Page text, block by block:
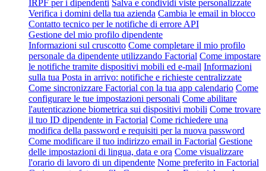
IRPF per i dipendenti Salva e condividi viste personalizzate
Verifica i domini della tua azienda Cambia le email in blocco
Contatto tecnico per le notifiche di errore API
Gestione del mio profilo dipendente
Informazioni sul cruscotto Come completare il mio profilo
personale da dipendente utilizzando Factorial Come impostare
le notifiche tramite dispositivi mobili ed e-mail Informazioni
sulla tua Posta in arrivo: notifiche e richieste centralizzate
Come sincronizzare Factorial con la tua app calendario Come
configurare le tue impostazioni personali Come abilitare
l'autenticazione biometrica sui dispositivi mobili Come trovare
il tuo ID dipendente in Factorial Come richiedere una
modifica della password e requisiti per la nuova password
Come modificare il tuo indirizzo email in Factorial Gestione
delle impostazioni di lingua, data e ora Come visualizzare
l'orario di lavoro di un dipendente Nome preferito in Factorial